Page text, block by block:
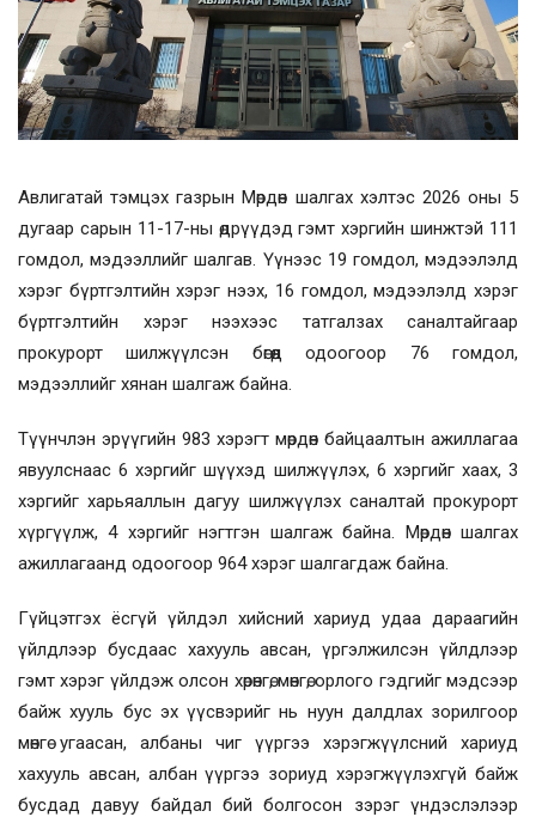
Авлигатай тэмцэх газрын Мөрдөн шалгах хэлтэс 2026 оны 5
дугаар сарын 11-17-ны өдрүүдэд гэмт хэргийн шинжтэй 111
гомдол, мэдээллийг шалгав. Үүнээс 19 гомдол, мэдээлэлд
хэрэг бүртгэлтийн хэрэг нээх, 16 гомдол, мэдээлэлд хэрэг
бүртгэлтийн хэрэг нээхээс татгалзах саналтайгаар
прокурорт шилжүүлсэн бөгөөд одоогоор 76 гомдол,
мэдээллийг хянан шалгаж байна.
Түүнчлэн эрүүгийн 983 хэрэгт мөрдөн байцаалтын ажиллагаа
явуулснаас 6 хэргийг шүүхэд шилжүүлэх, 6 хэргийг хаах, 3
хэргийг харьяаллын дагуу шилжүүлэх саналтай прокурорт
хүргүүлж, 4 хэргийг нэгтгэн шалгаж байна. Мөрдөн шалгах
ажиллагаанд одоогоор 964 хэрэг шалгагдаж байна.
Гүйцэтгэх ёсгүй үйлдэл хийсний хариуд удаа дараагийн
үйлдлээр бусдаас хахууль авсан, үргэлжилсэн үйлдлээр
гэмт хэрэг үйлдэж олсон хөрөнгө, мөнгө, орлого гэдгийг мэдсээр
байж хууль бус эх үүсвэрийг нь нуун далдлах зорилгоор
мөнгө угаасан, албаны чиг үүргээ хэрэгжүүлсний хариуд
хахууль авсан, албан үүргээ зориуд хэрэгжүүлэхгүй байж
бусдад давуу байдал бий болгосон зэрэг үндэслэлээр